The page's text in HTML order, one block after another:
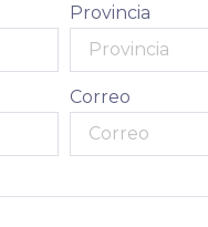
Provincia
Correo